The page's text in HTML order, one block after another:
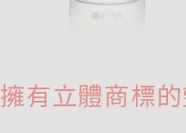
擁有立體商標